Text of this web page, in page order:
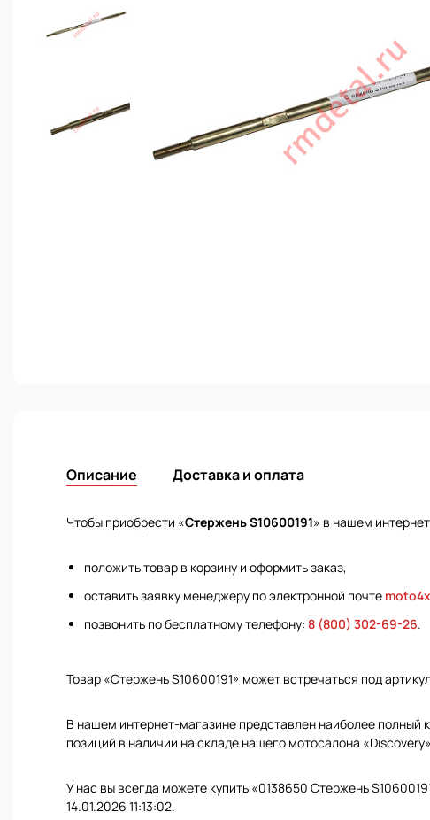
Описание Доставка и оплата
Чтобы приобрести «Стержень S10600191» в нашем
положить товар в корзину и оформить заказ,
оставить заявку менеджеру по электронной почте
позвонить по бесплатному телефону: 8 (800) 302-69-26.
Товар «Стержень S10600191» может встречаться под
В нашем интернет-магазине представлен наиболее полный
позиций в наличии на складе нашего мотосалона
У нас вы всегда можете купить «0138650 Стержень
14.01.2026 11:13:02.